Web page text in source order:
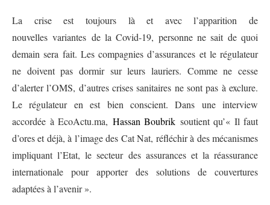
La crise est toujours là et avec l’apparition de
nouvellesvariantes de la Covid-19, personne ne sait de quoi
demain sera fait. Les compagnies d’assurances et le régulateur
ne doivent pas dormir sur leurs lauriers. Comme ne cesse
d’alerter l’OMS, d’autres crises sanitaires ne sont pas à exclure.
Le régulateur en est bien conscient. Dans une interview
accordée à EcoActu.ma, Hassan Boubrik soutient qu’« Il faut
d’ores et déjà, à l’image des Cat Nat, réfléchir à des mécanismes
impliquant l’Etat, le secteur des assurances et la réassurance
internationale pour apporter des solutions de couvertures
adaptées à l’avenir ».